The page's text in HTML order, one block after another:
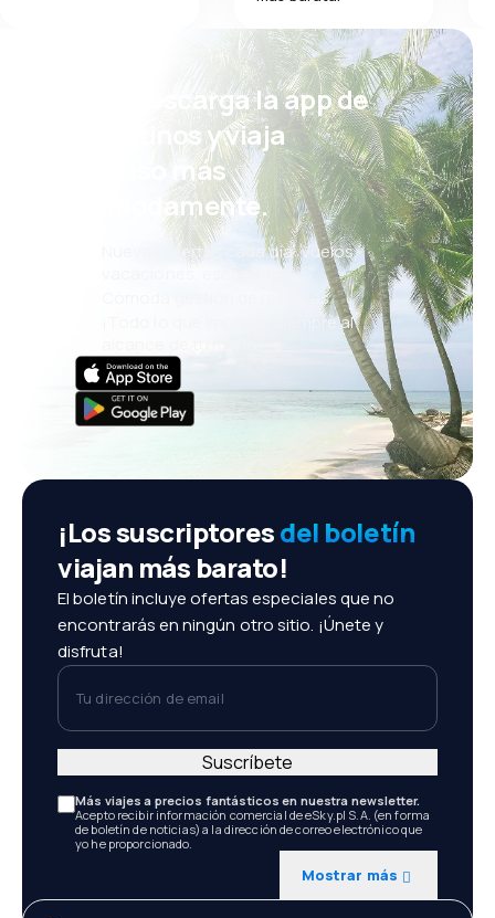
¡Eh! Descarga la app de
eDestinos y viaja
incluso más
cómodamente.
Nuevas ofertas cada día: vuelos,
vacaciones, escapadas
Cómoda gestión de reservas
¡Todo lo que importa, siempre al
¡Los suscriptoresdel boletín
viajan más barato!
El boletín incluye ofertas especiales que no
encontrarás en ningún otro sitio. ¡Únete y
disfruta!
Tu dirección de email
Más viajes a precios fantásticos en nuestra newsletter.
Acepto recibir información comercial de eSky.pl S.A. (en forma
de boletín de noticias) a la dirección de correo electrónico que
yo he proporcionado.
Mostrar más
Suscríbete